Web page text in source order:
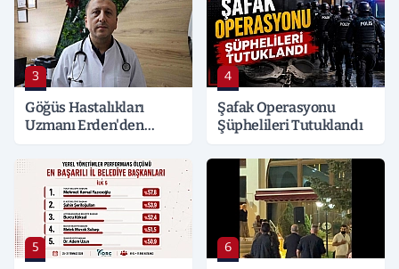
3
Göğüs Hastalıkları
Uzmanı Erden'den
4
Şafak Operasyonu
Şüphelileri Tutuklandı
5 6